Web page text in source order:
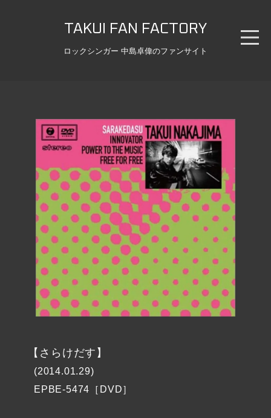
TAKUI FAN FACTORY
ロックシンガー 中島卓偉のファンサイト
【さらけだす】
(2014.01.29)
EPBE-5474［DVD］